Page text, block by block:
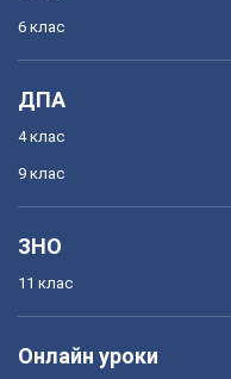
6 клас
ДПА
4 клас
9 клас
ЗНО
11 клас
Онлайн уроки